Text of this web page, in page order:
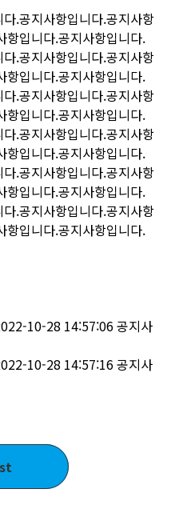
.공지사항입니다.공지사항
항입니다.공지사항입니다.
.공지사항입니다.공지사항
항입니다.공지사항입니다.
.공지사항입니다.공지사항
항입니다.공지사항입니다.
.공지사항입니다.공지사항
항입니다.공지사항입니다.
.공지사항입니다.공지사항
항입니다.공지사항입니다.
.공지사항입니다.공지사항
항입니다.공지사항입니다.
10-28 14:57:06 공지사
10-28 14:57:16 공지사